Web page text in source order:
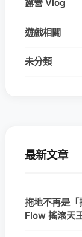
露營 Vlog
遊戲相關
未分類
最新文章
拖地不再是
Flow 搖滾天